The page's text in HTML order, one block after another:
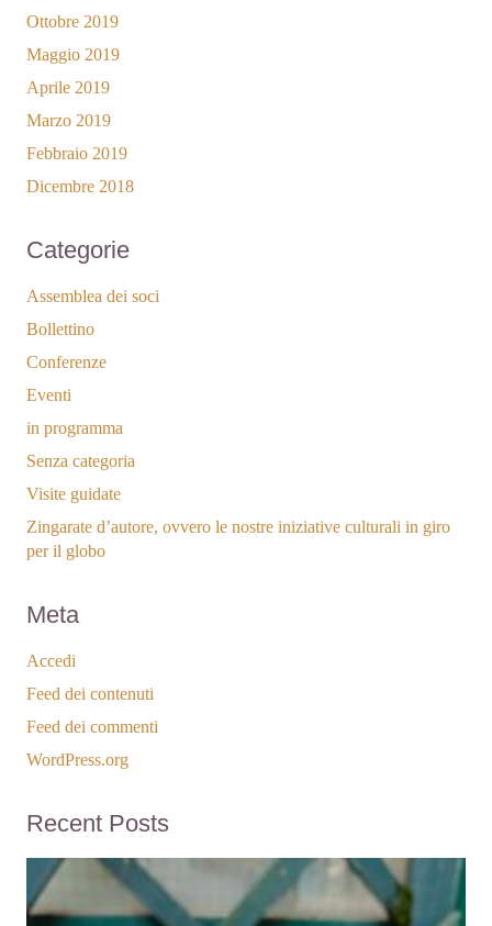
Ottobre 2019
Maggio 2019
Aprile 2019
Marzo 2019
Febbraio 2019
Dicembre 2018
Categorie
Assemblea dei soci
Bollettino
Conferenze
Eventi
in programma
Senza categoria
Visite guidate
Zingarate d’autore, ovvero le nostre iniziative culturali in giro
per il globo
Meta
Accedi
Feed dei contenuti
Feed dei commenti
WordPress.org
Recent Posts